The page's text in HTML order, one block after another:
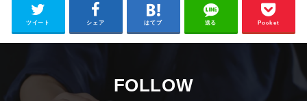
ツイート シェア はてブ 送る Pocket
FOLLOW